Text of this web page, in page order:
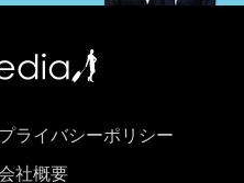
プライバシーポリシー
社概要